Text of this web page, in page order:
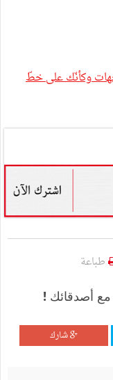
وكأنّك على خطّ
طباعة
أصدقائك !
شارك